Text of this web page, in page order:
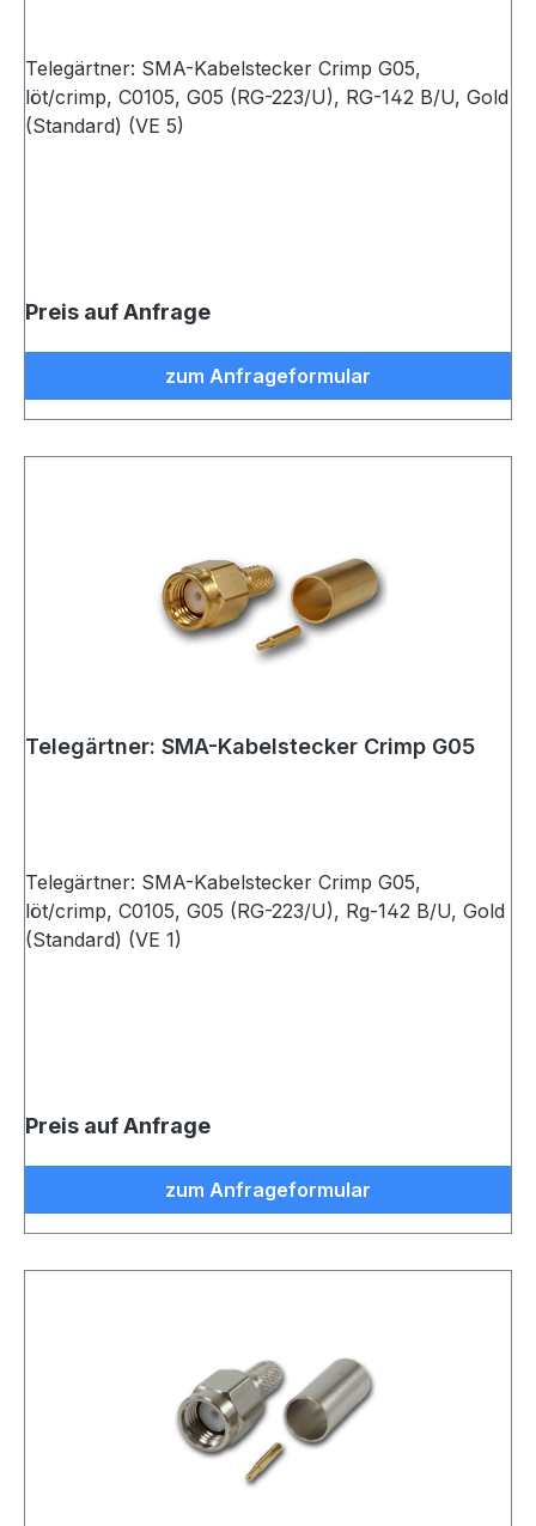
Telegärtner: SMA-Kabelstecker Crimp G05,
löt/crimp, C0105, G05 (RG-223/U), RG-142 B/U, Gold
(Standard) (VE 5)
Preis auf Anfrage
zum Anfrageformular
Telegärtner: SMA-Kabelstecker Crimp G05
Telegärtner: SMA-Kabelstecker Crimp G05,
löt/crimp, C0105, G05 (RG-223/U), Rg-142 B/U, Gold
(Standard) (VE 1)
Preis auf Anfrage
zum Anfrageformular